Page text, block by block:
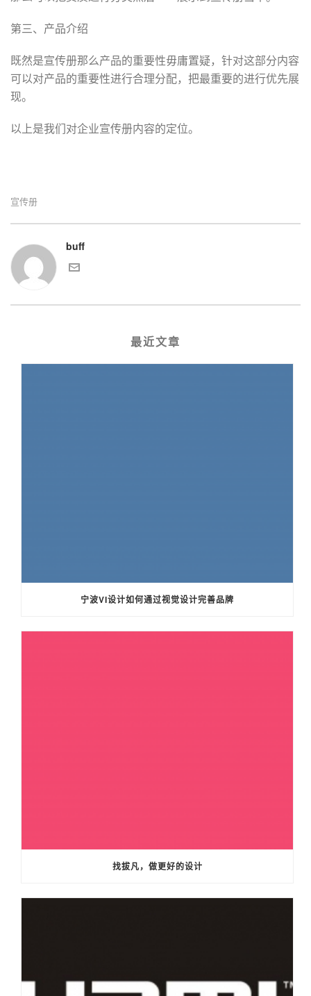
第三、产品介绍
既然是宣传册那么产品的重要性毋庸置疑，针对这部分内容
可以对产品的重要性进行合理分配，把最重要的进行优先展
现。
以上是我们对企业宣传册内容的定位。
宣传册
buff
最近文章
宁波VI设计如何通过视觉设计完善品牌
找拔凡，做更好的设计